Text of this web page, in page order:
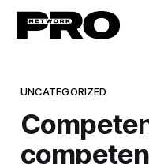
UNCATEGORIZED